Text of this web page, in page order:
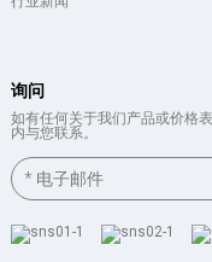
询问
如有任何关于我们产品或价格
内与您联系。